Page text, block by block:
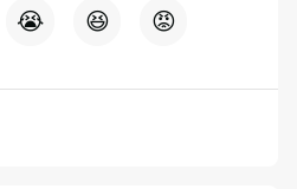
😭 😆 😡